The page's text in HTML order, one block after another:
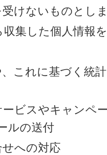
けないものとし
集した個人情報
これに基づく統
ビスやキャンペ
ルの送付
への対応